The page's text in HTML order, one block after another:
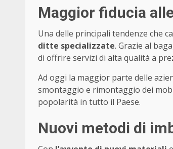
Maggior fiducia
Una delle principali tendenze che
ditte specializzate. Grazie al
di offrire servizi di alta qualità a
Ad oggi la maggior parte delle
smontaggio e rimontaggio dei
popolarità in tutto il Paese.
Nuovi metodi di